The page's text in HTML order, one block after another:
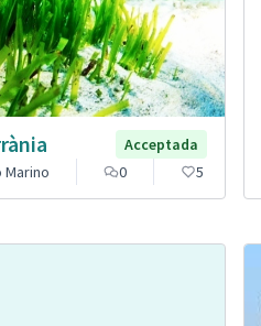
Acceptada
Marino 0 5